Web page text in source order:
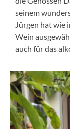
seinem
Jürgen hat wie
Wein
auch für das